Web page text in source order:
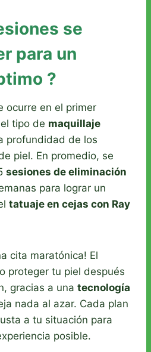
se
para un
?
ocurre en el primer
tipo de maquillaje
profundidad de los
piel. En promedio, se
sesiones de eliminación
para lograr un
tatuaje en cejas con Ray
cita maratónica! El
proteger tu piel después
gracias a una tecnología
nada al azar. Cada plan
a tu situación para
posible.